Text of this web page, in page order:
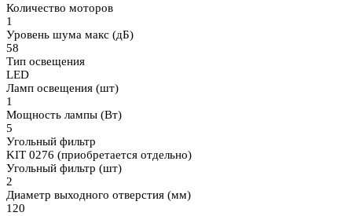
Количество моторов
1
Уровень шума макс (дБ)
58
Тип освещения
LED
Ламп освещения (шт)
1
Мощность лампы (Вт)
5
Угольный фильтр
KIT 0276 (приобретается отдельно)
Угольный фильтр (шт)
2
Диаметр выходного отверстия (мм)
120